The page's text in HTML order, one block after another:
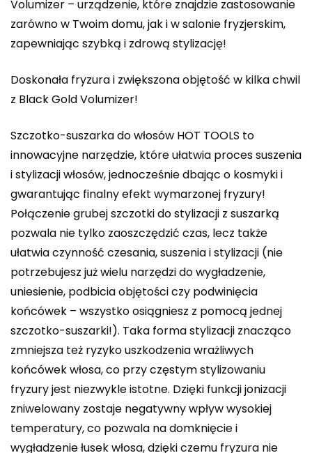
Volumizer – urządzenie, które znajdzie zastosowanie
zarówno w Twoim domu, jak i w salonie fryzjerskim,
zapewniając szybką i zdrową stylizację!
Doskonała fryzura i zwiększona objętość w kilka chwil
z Black Gold Volumizer!
Szczotko-suszarka do włosów HOT TOOLS to
innowacyjne narzędzie, które ułatwia proces suszenia
i stylizacji włosów, jednocześnie dbając o kosmyki i
gwarantując finalny efekt wymarzonej fryzury!
Połączenie grubej szczotki do stylizacji z suszarką
pozwala nie tylko zaoszczędzić czas, lecz także
ułatwia czynność czesania, suszenia i stylizacji (nie
potrzebujesz już wielu narzędzi do wygładzenie,
uniesienie, podbicia objętości czy podwinięcia
końcówek – wszystko osiągniesz z pomocą jednej
szczotko-suszarki!). Taka forma stylizacji znacząco
zmniejsza też ryzyko uszkodzenia wrażliwych
końcówek włosa, co przy częstym stylizowaniu
fryzury jest niezwykle istotne. Dzięki funkcji jonizacji
zniwelowany zostaje negatywny wpływ wysokiej
temperatury, co pozwala na domknięcie i
wygładzenie łusek włosa, dzięki czemu fryzura nie